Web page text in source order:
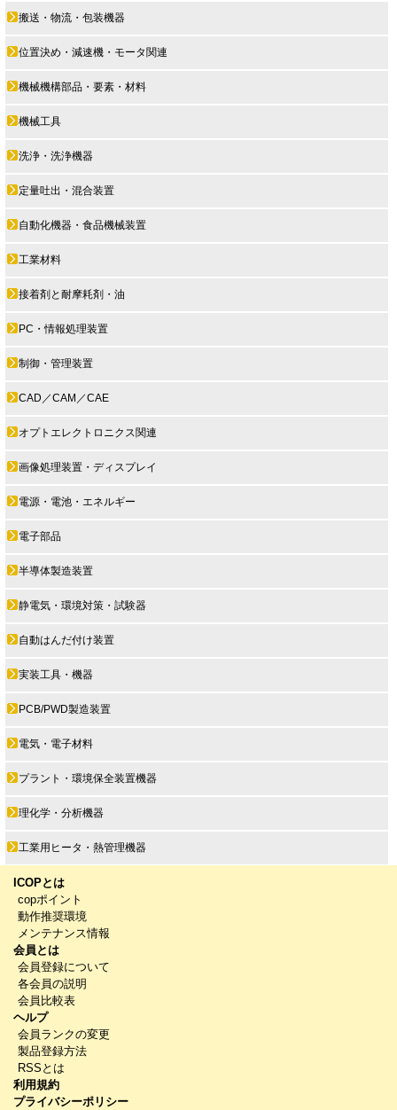
搬送・物流・包装機器
位置決め・減速機・モータ関連
機械機構部品・要素・材料
機械工具
洗浄・洗浄機器
定量吐出・混合装置
自動化機器・食品機械装置
工業材料
接着剤と耐摩耗剤・油
PC・情報処理装置
制御・管理装置
CAD／CAM／CAE
オプトエレクトロニクス関連
画像処理装置・ディスプレイ
電源・電池・エネルギー
電子部品
半導体製造装置
静電気・環境対策・試験器
自動はんだ付け装置
実装工具・機器
PCB/PWD製造装置
電気・電子材料
プラント・環境保全装置機器
理化学・分析機器
工業用ヒータ・熱管理機器
ICOPとは
copポイント
動作推奨環境
メンテナンス情報
会員とは
会員登録について
各会員の説明
会員比較表
ヘルプ
会員ランクの変更
製品登録方法
RSSとは
利用規約
プライバシーポリシー